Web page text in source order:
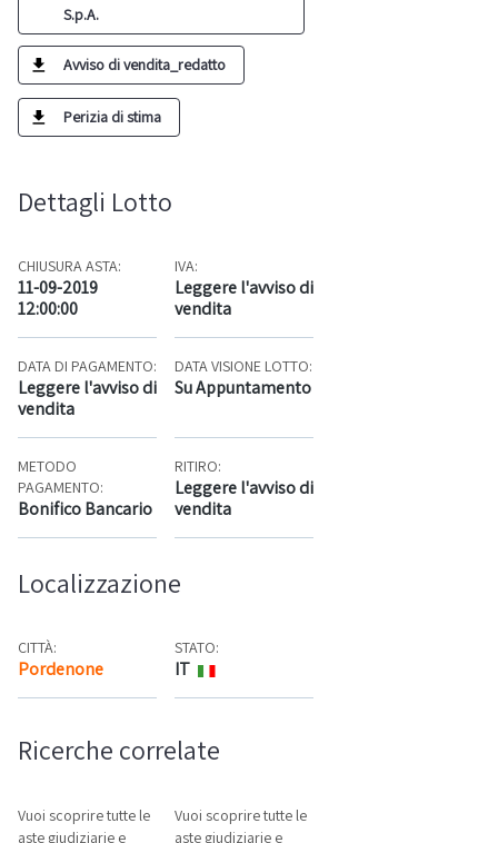
S.p.A.
Avviso di vendita_redatto
Perizia di stima
Dettagli Lotto
CHIUSURA ASTA:
11-09-2019
12:00:00
IVA:
Leggere l'avviso di
vendita
DATA DI PAGAMENTO:
Leggere l'avviso di
vendita
DATA VISIONE LOTTO:
Su Appuntamento
METODO
PAGAMENTO:
Bonifico Bancario
RITIRO:
Leggere l'avviso di
vendita
Localizzazione
CITTÀ:
Pordenone Mappa
STATO:
IT
Ricerche correlate
Vuoi scoprire tutte le
aste giudiziarie e
Vuoi scoprire tutte le
aste giudiziarie e